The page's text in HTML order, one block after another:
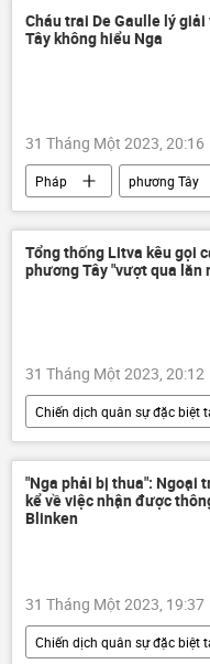
chiến tranh
Cháu trai De Gaulle lý
Tây không hiểu Nga
31 Tháng Một 2023, 20:16
Pháp phương Tây
Chính trị
Thế giới
Tổng thống Litva kêu gọi
phương Tây "vượt qua lằn
31 Tháng Một 2023, 20:12
Chiến dịch quân sự đặc biệt
Cuộc khủng hoảng ở Ukraina
Litva
viện trợ quân
xung đột quân sự
"Nga phải bị thua": Ngoại
kể về việc nhận được
Blinken
31 Tháng Một 2023, 19:37
Chiến dịch quân sự đặc biệt